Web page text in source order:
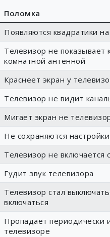
Поломка
Появляются квадратики
Телевизор не показывает
комнатной антенной
Краснеет экран у
Телевизор не видит
Мигает экран не
Не сохраняются
Телевизор не включается
Гудит звук телевизора
Телевизор стал
включаться
Пропадает периодически
телевизоре